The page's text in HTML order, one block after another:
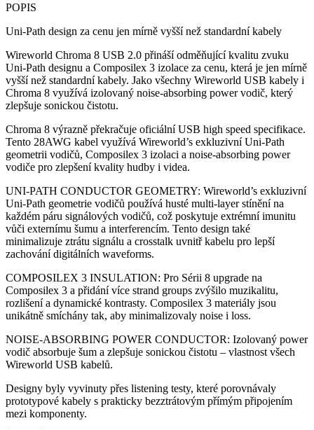
B,
1m
množství
POPIS
Uni-Path design za cenu jen mírně vyšší než standardní kabely
Wireworld Chroma 8 USB 2.0 přináší odměňující kvalitu zvuku
Uni-Path designu a Composilex 3 izolace za cenu, která je jen mírně
vyšší než standardní kabely. Jako všechny Wireworld USB kabely i
Chroma 8 využívá izolovaný noise-absorbing power vodič, který
zlepšuje sonickou čistotu.
Chroma 8 výrazně překračuje oficiální USB high speed specifikace.
Tento 28AWG kabel využívá Wireworld’s exkluzivní Uni-Path
geometrii vodičů, Composilex 3 izolaci a noise-absorbing power
vodiče pro zlepšení kvality hudby i videa.
UNI-PATH CONDUCTOR GEOMETRY: Wireworld’s exkluzivní
Uni-Path geometrie vodičů používá husté multi-layer stínění na
každém páru signálových vodičů, což poskytuje extrémní imunitu
vůči externímu šumu a interferencím. Tento design také
minimalizuje ztrátu signálu a crosstalk uvnitř kabelu pro lepší
zachování digitálních waveforms.
COMPOSILEX 3 INSULATION: Pro Sérii 8 upgrade na
Composilex 3 a přidání více strand groups zvýšilo muzikalitu,
rozlišení a dynamické kontrasty. Composilex 3 materiály jsou
unikátně smíchány tak, aby minimalizovaly noise i loss.
NOISE-ABSORBING POWER CONDUCTOR: Izolovaný power
vodič absorbuje šum a zlepšuje sonickou čistotu – vlastnost všech
Wireworld USB kabelů.
Designy byly vyvinuty přes listening testy, které porovnávaly
prototypové kabely s prakticky bezztrátovým přímým připojením
mezi komponenty.